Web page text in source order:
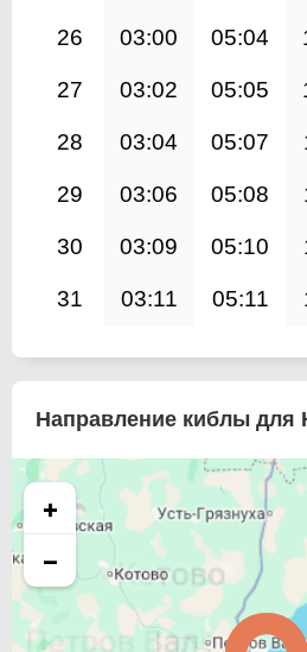
26 03:00 05:04
27 03:02 05:05
28 03:04 05:07
29 03:06 05:08
30 03:09 05:10
31 03:11 05:11
Направление киблы для
+
−